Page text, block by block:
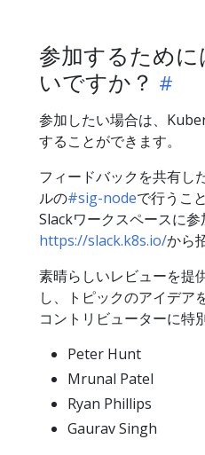
参加するため
いですか？
参加したい場合は、
することができます。
フィードバックを共有し
ルの#sig-nodeで行うこ
Slackワークスペースに参
https://slack.k8s.io/から
素晴らしいレビューを提
し、トピックのアイデア
コントリビューターに特
Peter Hunt
Mrunal Patel
Ryan Phillips
Gaurav Singh